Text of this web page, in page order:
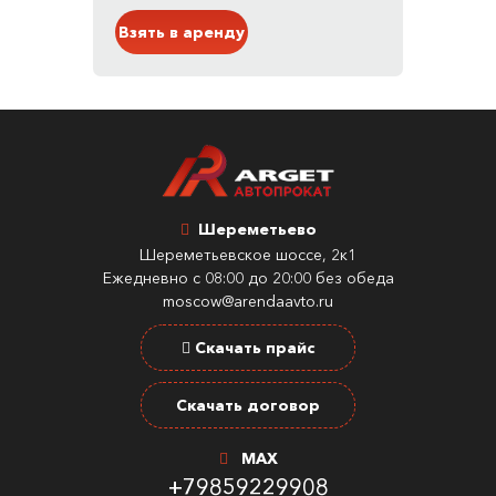
Взять в аренду
Шереметьево
Шереметьевское шоссе, 2к1
Ежедневно с 08:00 до 20:00 без обеда
moscow@arendaavto.ru
Скачать прайс
Скачать договор
MAX
+79859229908